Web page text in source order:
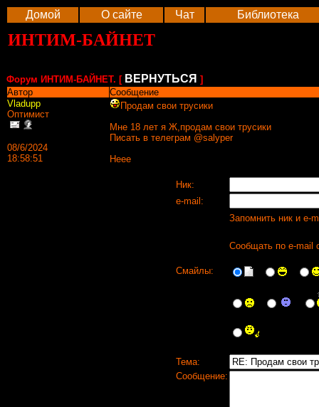
Домой О сайте Чат Библиотека
ИНТИМ-БАЙНЕТ
Форум ИНТИМ-БАЙНЕТ. [ ВЕРНУТЬСЯ ]
Автор
Сообщение
Vladupp
Оптимист
08/6/2024
18:58:51
Продам свои трусики
Мне 18 лет я Ж,продам свои трусики
Писать в телеграм @salyper
Heee
Ник:
e-mail:
Запомнить ник и e-
Сообщать по e-mail
Смайлы:
Тема:
Сообщение: